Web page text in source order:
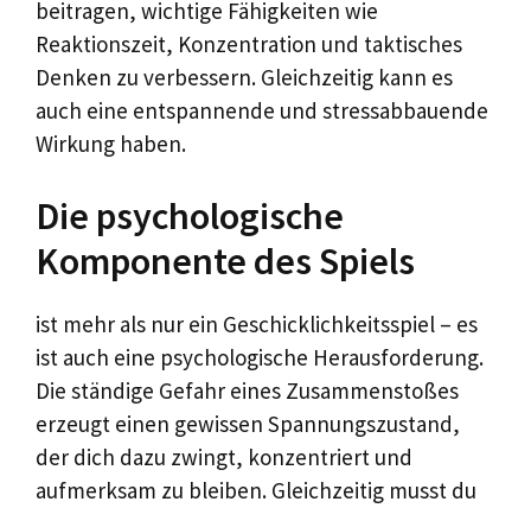
beitragen, wichtige Fähigkeiten wie
Reaktionszeit, Konzentration und taktisches
Denken zu verbessern. Gleichzeitig kann es
auch eine entspannende und stressabbauende
Wirkung haben.
Die psychologische
Komponente des Spiels
ist mehr als nur ein Geschicklichkeitsspiel – es
ist auch eine psychologische Herausforderung.
Die ständige Gefahr eines Zusammenstoßes
erzeugt einen gewissen Spannungszustand,
der dich dazu zwingt, konzentriert und
aufmerksam zu bleiben. Gleichzeitig musst du